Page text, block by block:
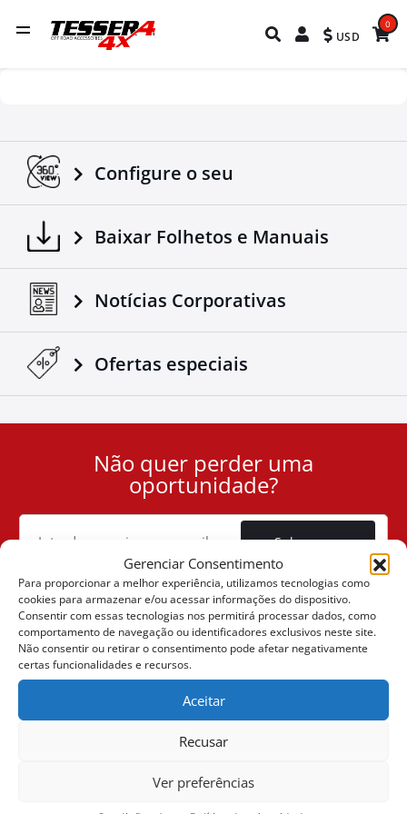
Gerenciar Consentimento
Para proporcionar a melhor experiência, utilizamos tecnologias como
cookies para armazenar e/ou acessar informações do dispositivo.
Consentir com essas tecnologias nos permitirá processar dados, como
comportamento de navegação ou identificadores exclusivos neste site.
Não consentir ou retirar o consentimento pode afetar negativamente
certas funcionalidades e recursos.
Aceitar
Recusar
Ver preferências
USD
0
Configure o seu
Baixar Folhetos e Manuais
Notícias Corporativas
Ofertas especiais
Cookie
Não quer perder uma
oportunidade?
Subscrever
(+30) 6947901533
(+30) 2105542813